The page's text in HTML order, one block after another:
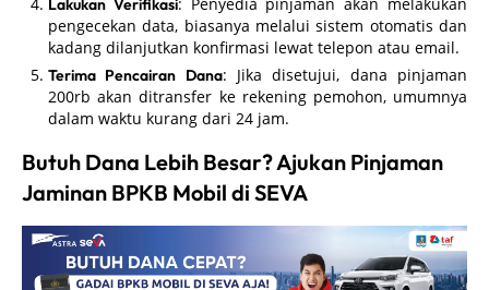
Lakukan Verifikasi
pengecekan data, biasanya melalui sistem otomatis dan
kadang dilanjutkan konfirmasi lewat telepon atau email.
Terima Pencairan Dana: Jika disetujui, dana pinjaman
200rb akan ditransfer ke rekening pemohon, umumnya
dalam waktu kurang dari 24 jam.
Butuh Dana Lebih Besar? Ajukan Pinjaman
Jaminan BPKB Mobil di SEVA